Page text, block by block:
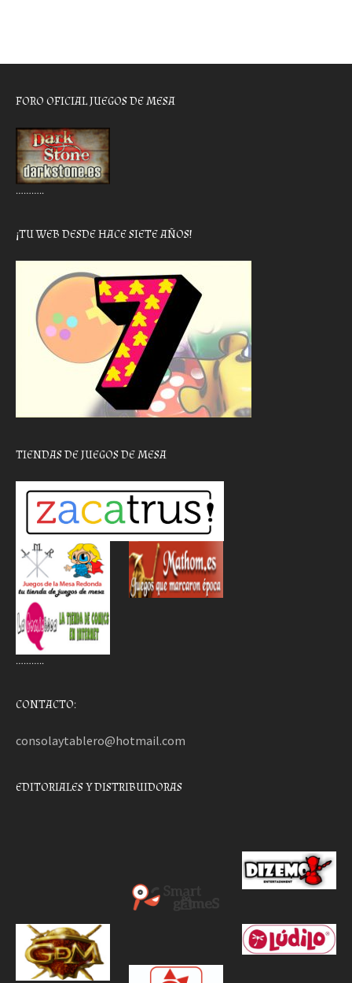
FORO OFICIAL JUEGOS DE MESA
………..
¡TU WEB DESDE HACE SIETE AÑOS!
TIENDAS DE JUEGOS DE MESA
………..
CONTACTO:
consolaytablero@hotmail.com
EDITORIALES Y DISTRIBUIDORAS